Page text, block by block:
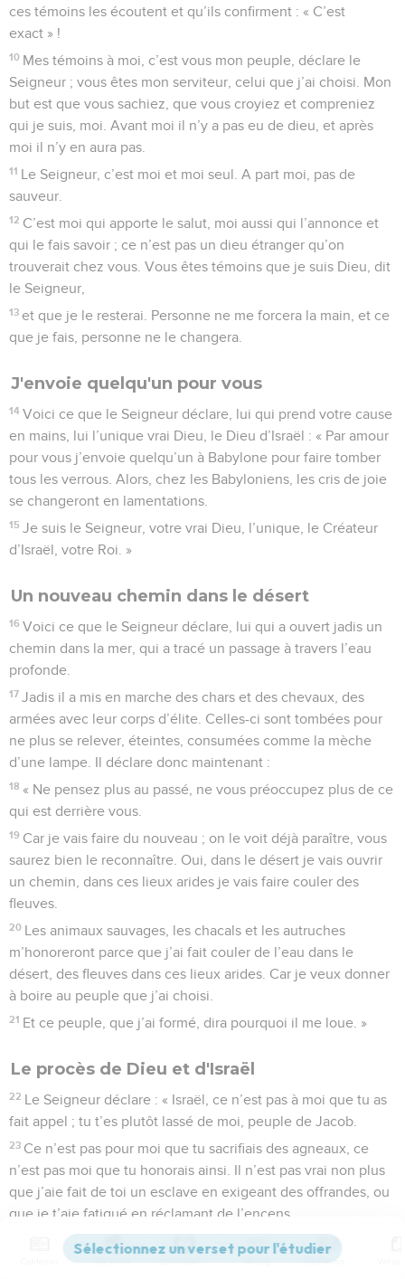
ces témoins les écoutent et qu’ils confirment : « C’est
exact » !
10 Mes témoins à moi, c’est vous mon peuple, déclare le
Seigneur ; vous êtes mon serviteur, celui que j’ai choisi. Mon
but est que vous sachiez, que vous croyiez et compreniez
qui je suis, moi. Avant moi il n’y a pas eu de dieu, et après
moi il n’y en aura pas.
11 Le Seigneur, c’est moi et moi seul. A part moi, pas de
sauveur.
12 C’est moi qui apporte le salut, moi aussi qui l’annonce et
qui le fais savoir ; ce n’est pas un dieu étranger qu’on
trouverait chez vous. Vous êtes témoins que je suis Dieu, dit
le Seigneur,
13 et que je le resterai. Personne ne me forcera la main, et ce
que je fais, personne ne le changera.
J'envoie quelqu'un pour vous
14 Voici ce que le Seigneur déclare, lui qui prend votre cause
en mains, lui l’unique vrai Dieu, le Dieu d’Israël : « Par amour
pour vous j’envoie quelqu’un à Babylone pour faire tomber
tous les verrous. Alors, chez les Babyloniens, les cris de joie
se changeront en lamentations.
15 Je suis le Seigneur, votre vrai Dieu, l’unique, le Créateur
d’Israël, votre Roi. »
Un nouveau chemin dans le désert
16 Voici ce que le Seigneur déclare, lui qui a ouvert jadis un
chemin dans la mer, qui a tracé un passage à travers l’eau
profonde.
17 Jadis il a mis en marche des chars et des chevaux, des
armées avec leur corps d’élite. Celles-ci sont tombées pour
ne plus se relever, éteintes, consumées comme la mèche
d’une lampe. Il déclare donc maintenant :
18 « Ne pensez plus au passé, ne vous préoccupez plus de ce
qui est derrière vous.
19 Car je vais faire du nouveau ; on le voit déjà paraître, vous
saurez bien le reconnaître. Oui, dans le désert je vais ouvrir
un chemin, dans ces lieux arides je vais faire couler des
fleuves.
20 Les animaux sauvages, les chacals et les autruches
m’honoreront parce que j’ai fait couler de l’eau dans le
désert, des fleuves dans ces lieux arides. Car je veux donner
à boire au peuple que j’ai choisi.
21 Et ce peuple, que j’ai formé, dira pourquoi il me loue. »
Le procès de Dieu et d'Israël
22 Le Seigneur déclare : « Israël, ce n’est pas à moi que tu as
fait appel ; tu t’es plutôt lassé de moi, peuple de Jacob.
23 Ce n’est pas pour moi que tu sacrifiais des agneaux, ce
n’est pas moi que tu honorais ainsi. Il n’est pas vrai non plus
que j’aie fait de toi un esclave en exigeant des offrandes, ou
que je t’aie fatigué en réclamant de l’encens.
Ce n’est pas pour moi que tu achetais à grand prix du
roseau aromatique, ni moi que tu rassasiais de la graisse de
Versions Commentaires Strong